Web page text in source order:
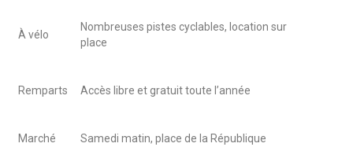
À vélo
Nombreuses pistes cyclables, location sur
place
Remparts Accès libre et gratuit toute l’année
Marché Samedi matin, place de la République